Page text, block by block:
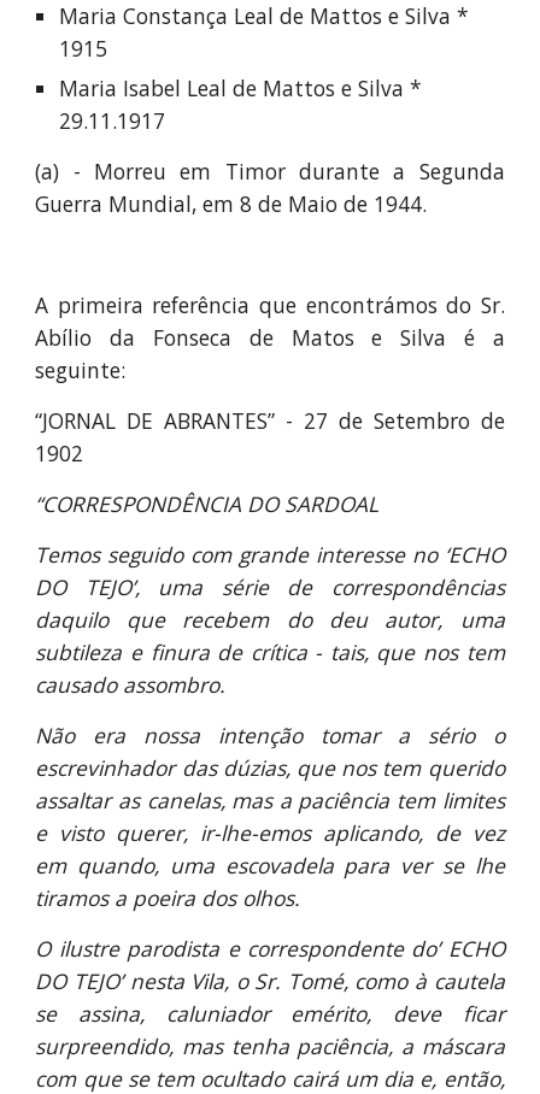
Maria Constança Leal de Mattos e Silva *
1915
Maria Isabel Leal de Mattos e Silva *
29.11.1917
(a) - Morreu em Timor durante a Segunda
Guerra Mundial, em 8 de Maio de 1944.
A primeira referência que encontrámos do Sr.
Abílio da Fonseca de Matos e Silva é a
seguinte:
“JORNAL DE ABRANTES” - 27 de Setembro de
1902
“CORRESPONDÊNCIA DO SARDOAL
Temos seguido com grande interesse no ‘ECHO
DO TEJO’, uma série de correspondências
daquilo que recebem do deu autor, uma
subtileza e finura de crítica - tais, que nos tem
causado assombro.
Não era nossa intenção tomar a sério o
escrevinhador das dúzias, que nos tem querido
assaltar as canelas, mas a paciência tem limites
e visto querer, ir-lhe-emos aplicando, de vez
em quando, uma escovadela para ver se lhe
tiramos a poeira dos olhos.
O ilustre parodista e correspondente do’ ECHO
DO TEJO’ nesta Vila, o Sr. Tomé, como à cautela
se assina, caluniador emérito, deve ficar
surpreendido, mas tenha paciência, a máscara
com que se tem ocultado cairá um dia e, então,